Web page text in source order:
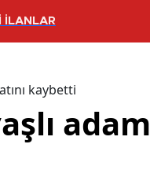
İLANLAR
kaybetti
adam